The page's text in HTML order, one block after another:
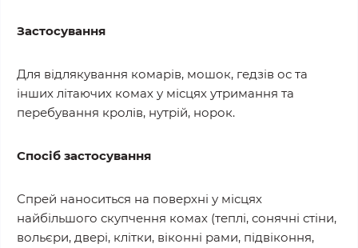
Застосування
Для відлякування комарів, мошок, гедзів ос та
інших літаючих комах у місцях утримання та
перебування кролів, нутрій, норок.
Спосіб застосування
Спрей наноситься на поверхні у місцях
найбільшого скупчення комах (теплі, сонячні стіни,
вольєри, двері, клітки, віконні рами, підвіконня,